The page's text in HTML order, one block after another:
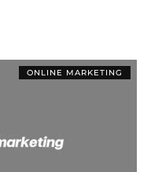
ONLINE MARKETING